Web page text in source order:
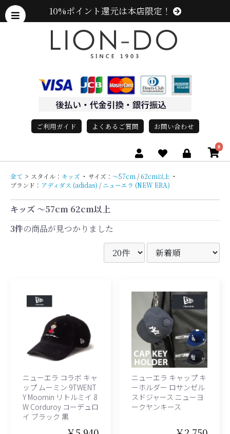
10%ポイント還元は本店限定！
ご利用ガイド よくあるご質問 お問い合わせ
0
全て > スタイル： キッズ ・ サイズ： 〜57cm /62cm以上 ・
ブランド： アディダス (adidas) / ニューエラ (NEW ERA)
キッズ 〜57cm 62cm以上
3件の商品が見つかりました
ニューエラ コラボ キャ
ップ ムーミン 9TWENT
Y Moomin リトルミイ 8
W Corduroy コーデュロ
イ ブラック 黒
ニューエラ キャップ キ
ーホルダー ロサンゼル
スドジャース ニューヨ
ークヤンキース